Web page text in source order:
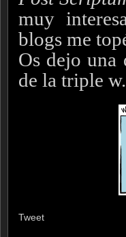
muy
blogs me
Os dejo una
de la triple w.
Tweet